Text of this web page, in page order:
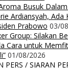
Busuk
Ardiansyah, Ada
Prabowo 03/
Group: Silakan
Cara untuk
01/08/2026
PERS / SIARAN